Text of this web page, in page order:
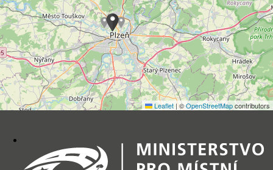
Leaflet |©OpenStreetMapcontributors